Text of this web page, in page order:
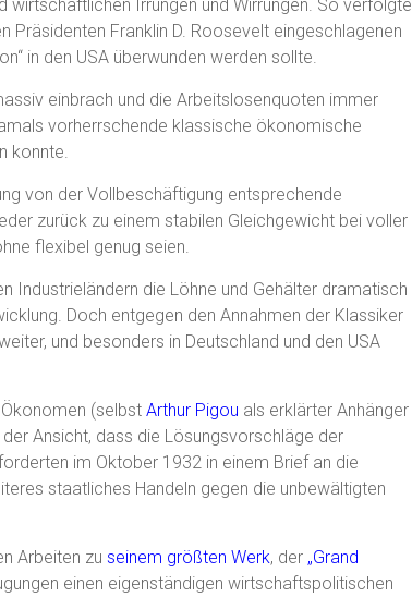
Irrungen und Wirrungen. So verfolgte
Präsidenten Franklin D. Roosevelt eingeschlagenen
in den USA überwunden werden sollte.
einbrach und die Arbeitslosenquoten immer
vorherrschende klassische ökonomische
konnte.
von der Vollbeschäftigung entsprechende
zurück zu einem stabilen Gleichgewicht bei voller
flexibel genug seien.
Industrieländern die Löhne und Gehälter dramatisch
Doch entgegen den Annahmen der Klassiker
und besonders in Deutschland und den USA
(selbst Arthur Pigou als erklärter Anhänger
Ansicht, dass die Lösungsvorschläge der
im Oktober 1932 in einem Brief an die
staatliches Handeln gegen die unbewältigten
Arbeiten zu seinem größten Werk, der „Grand
einen eigenständigen wirtschaftspolitischen